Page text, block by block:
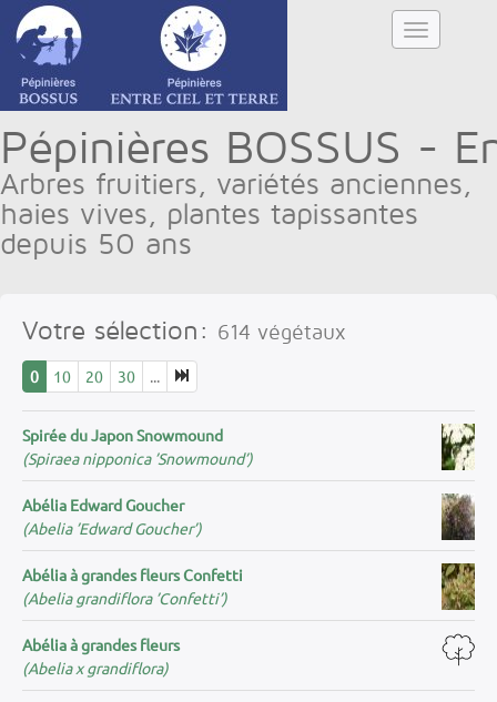
Pépinières BOSSUS -
Arbres fruitiers, variétés anciennes,
haies vives, plantes tapissantes
depuis 50 ans
Votre sélection: 614 végétaux
0 10 20 30
Spirée du Japon Snowmound
(Spiraea nipponica ’Snowmound’)
Abélia Edward Goucher
(Abelia ’Edward Goucher’)
Abélia à grandes fleurs Confetti
(Abelia grandiflora ’Confetti’)
Abélia à grandes fleurs
(Abelia x grandiflora)